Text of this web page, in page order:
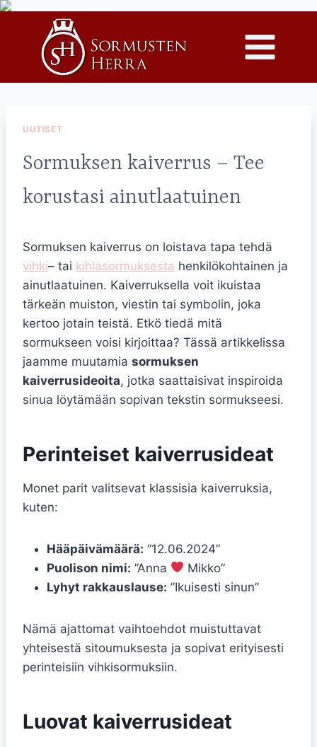
sisältöön
UUTISET
Sormuksen kaiverrus – Tee
korustasi ainutlaatuinen
Sormuksen kaiverrus on loistava tapa tehdä
vihki– tai kihlasormuksesta henkilökohtainen ja
ainutlaatuinen. Kaiverruksella voit ikuistaa
tärkeän muiston, viestin tai symbolin, joka
kertoo jotain teistä. Etkö tiedä mitä
sormukseen voisi kirjoittaa? Tässä artikkelissa
jaamme muutamia sormuksen
kaiverrusideoita, jotka saattaisivat inspiroida
sinua löytämään sopivan tekstin sormukseesi.
Perinteiset kaiverrusideat
Monet parit valitsevat klassisia kaiverruksia,
kuten:
Hääpäivämäärä: ”12.06.2024”
Puolison nimi: ”Anna
Mikko”
Lyhyt rakkauslause: ”Ikuisesti sinun”
Nämä ajattomat vaihtoehdot muistuttavat
yhteisestä sitoumuksesta ja sopivat erityisesti
perinteisiin vihkisormuksiin.
Luovat kaiverrusideat